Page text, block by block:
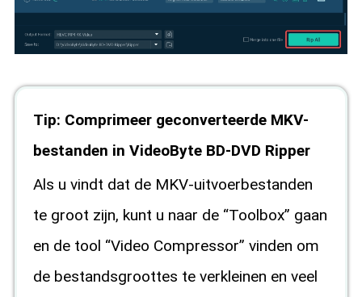
Tip: Comprimeer geconverteerde MKV-
bestanden in VideoByte BD-DVD Ripper
Als u vindt dat de MKV-uitvoerbestanden
te groot zijn, kunt u naar de “Toolbox” gaan
en de tool “Video Compressor” vinden om
de bestandsgroottes te verkleinen en veel